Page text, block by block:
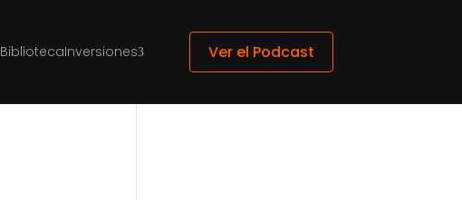
BibliotecaInversiones3 Ver el Podcast